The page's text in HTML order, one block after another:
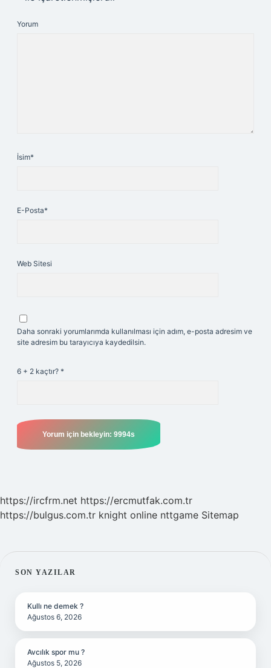
Yorum
İsim*
E-Posta*
Web Sitesi
Daha sonraki yorumlarımda kullanılması için adım, e-posta adresim ve
site adresim bu tarayıcıya kaydedilsin.
6 + 2 kaçtır? *
https://ircfrm.net https://ercmutfak.com.tr
https://bulgus.com.tr knight online nttgame Sitemap
SIDEBAR
SON YAZILAR
Kullı ne demek ?
Ağustos 6, 2026
Avcılık spor mu ?
Ağustos 5, 2026